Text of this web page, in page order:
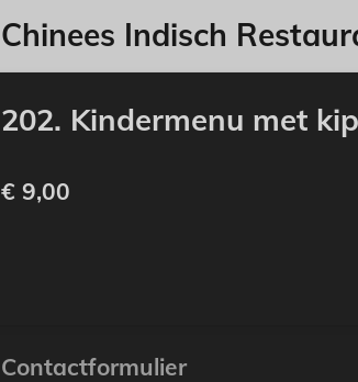
Chinees Indisch
202. Kindermenu met
€ 9,00
Contactformulier